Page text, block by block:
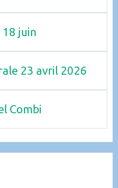
18 juin
23 avril 2026
Combi